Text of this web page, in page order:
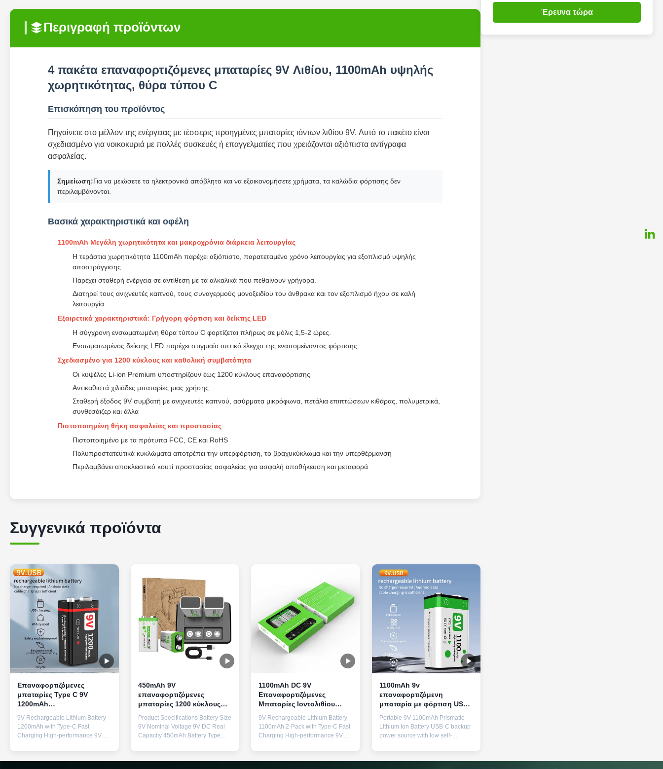
Περιγραφή προϊόντων
4 πακέτα επαναφορτιζόμενες μπαταρίες 9V Λιθίου, 1100mAh υψηλής
χωρητικότητας, θύρα τύπου C
Επισκόπηση του προϊόντος
Πηγαίνετε στο μέλλον της ενέργειας με τέσσερις προηγμένες μπαταρίες ιόντων λιθίου 9V. Αυτό το πακέτο είναι
σχεδιασμένο για νοικοκυριά με πολλές συσκευές ή επαγγελματίες που χρειάζονται αξιόπιστα αντίγραφα
ασφαλείας.
Σημείωση:Για να μειώσετε τα ηλεκτρονικά απόβλητα και να εξοικονομήσετε χρήματα, τα καλώδια φόρτισης δεν
περιλαμβάνονται.
Βασικά χαρακτηριστικά και οφέλη
1100mAh Μεγάλη χωρητικότητα και μακροχρόνια διάρκεια λειτουργίας
Η τεράστια χωρητικότητα 1100mAh παρέχει αξιόπιστο, παρατεταμένο χρόνο λειτουργίας για εξοπλισμό υψηλής
αποστράγγισης
Παρέχει σταθερή ενέργεια σε αντίθεση με τα αλκαλικά που πεθαίνουν γρήγορα.
Διατηρεί τους ανιχνευτές καπνού, τους συναγερμούς μονοξειδίου του άνθρακα και τον εξοπλισμό ήχου σε καλή
λειτουργία
Εξαιρετικά χαρακτηριστικά: Γρήγορη φόρτιση και δείκτης LED
Η σύγχρονη ενσωματωμένη θύρα τύπου C φορτίζεται πλήρως σε μόλις 1,5-2 ώρες.
Ενσωματωμένος δείκτης LED παρέχει στιγμιαίο οπτικό έλεγχο της εναπομείναντος φόρτισης
Σχεδιασμένο για 1200 κύκλους και καθολική συμβατότητα
Οι κυψέλες Li-ion Premium υποστηρίζουν έως 1200 κύκλους επαναφόρτισης
Αντικαθιστά χιλιάδες μπαταρίες μιας χρήσης
Σταθερή έξοδος 9V συμβατή με ανιχνευτές καπνού, ασύρματα μικρόφωνα, πετάλια επιπτώσεων κιθάρας, πολυμετρικά,
συνθεσάιζερ και άλλα
Πιστοποιημένη θήκη ασφαλείας και προστασίας
Πιστοποιημένο με τα πρότυπα FCC, CE και RoHS
Πολυπροστατευτικά κυκλώματα αποτρέπει την υπερφόρτιση, το βραχυκύκλωμα και την υπερθέρμανση
Περιλαμβάνει αποκλειστικό κουτί προστασίας ασφαλείας για ασφαλή αποθήκευση και μεταφορά
Συγγενικά προϊόντα
Επαναφορτιζόμενες
μπαταρίες Type C 9V
1200mAh
Επαναφορτιζόμενη
μπαταρία λιθίου Γρήγορη
φόρτιση 800 κύκλοι ζωής
9V Rechargeable Lithium Battery
1200mAh with Type-C Fast
Charging High-performance 9V
featuring Type-C fast charging
technology for efficient power
450mAh 9V
επαναφορτιζόμενες
μπαταρίες 1200 κύκλους
επαναφορτιζόμενη
μπαταρία ιόντων λιθίου για
γρήγορη φόρτιση
Product Specifications Battery Size
9V Nominal Voltage 9V DC Real
Capacity 450mAh Battery Type
Lithium-ion Charging Type USB-C
Charging Cycle Life 1200 cycles
1100mAh DC 9V
Επαναφορτιζόμενες
Μπαταρίες Ιοντολιθίου
Πρισματικού Τύπου C 1200
Κύκλοι Ζωής
9V Rechargeable Lithium Battery
1100mAh 2-Pack with Type-C Fast
Charging High-performance 9V
rechargeable battery featuring
USB-C fast charging technology.
1100mAh 9v
επαναφορτιζόμενη
μπαταρία με φόρτιση USB-
C και 800 κύκλους ζωής για
τα ηλεκτρονικά
Portable 9V 1100mAh Prismatic
Lithium Ion Battery USB-C backup
power source with low self-
output for reliable performance in
various electronic applications.
Έρευνα τώρα